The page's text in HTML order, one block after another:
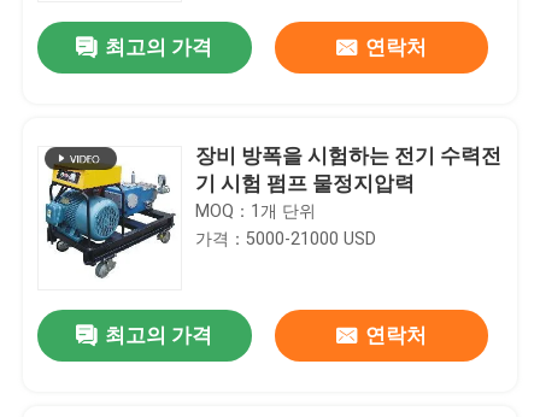
최고의 가격 연락처
장비 방폭을 시험하는 전기 수력전
기 시험 펌프 물정지압력
MOQ：1개 단위
가격：5000-21000 USD
최고의 가격 연락처